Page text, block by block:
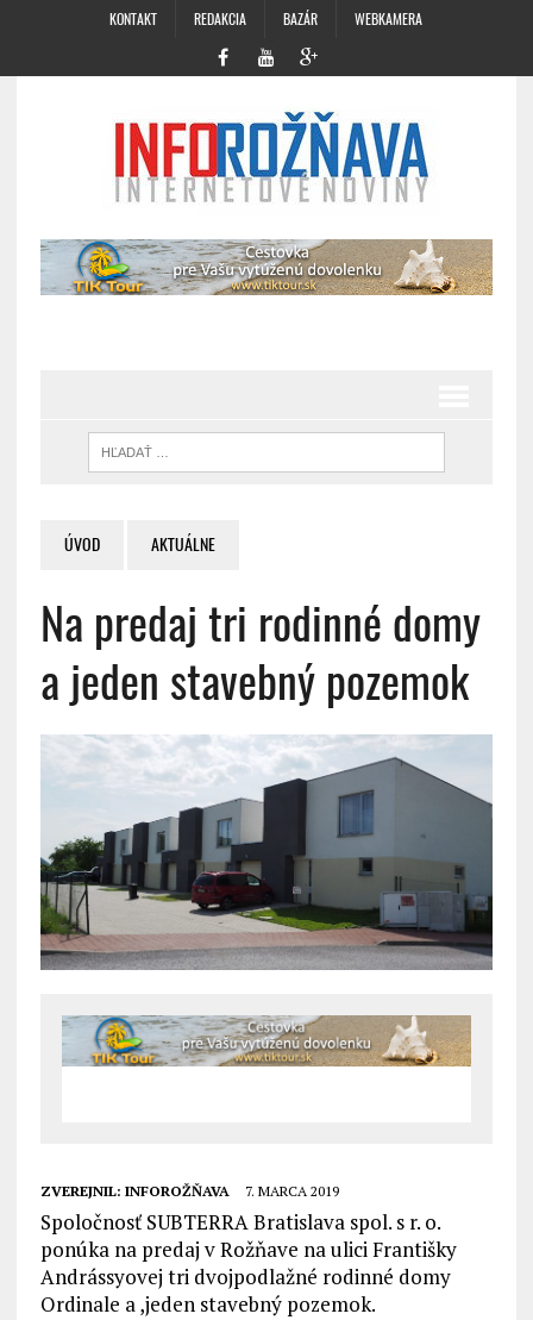
KONTAKT REDAKCIA BAZÁR WEBKAMERA
ÚVOD AKTUÁLNE
Na predaj tri rodinné domy
a jeden stavebný pozemok
ZVEREJNIL: INFOROŽŇAVA 7. MARCA 2019
Spoločnosť SUBTERRA Bratislava spol. s r. o.
ponúka na predaj v Rožňave na ulici Františky
Andrássyovej tri dvojpodlažné rodinné domy
Ordinale a ,jeden stavebný pozemok.